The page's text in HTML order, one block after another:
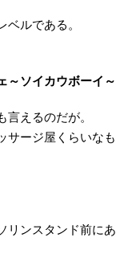
ルである。
～ソイカウボーイ
えるのだが。
ージ屋くらいなも
ンスタンド前に